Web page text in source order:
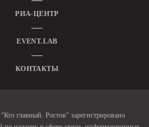
РИА-ЦЕНТР
EVENT.LAB
КОНТАКТЫ
главный. Ростов" зарегистрировано